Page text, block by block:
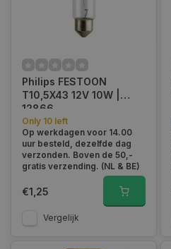
Philips FESTOON
T10,5X43 12V 10W |
12866
Only 10 left
Op werkdagen voor 14.00
uur besteld, dezelfde dag
verzonden. Boven de 50,-
gratis verzending. (NL & BE)
€1,25
Vergelijk